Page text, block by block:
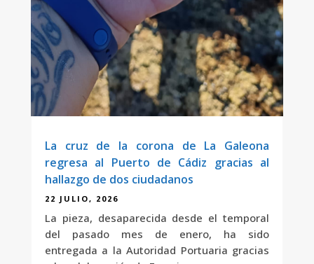
La cruz de la corona de La Galeona
regresa al Puerto de Cádiz gracias al
hallazgo de dos ciudadanos
22 JULIO, 2026
La pieza, desaparecida desde el temporal
del pasado mes de enero, ha sido
entregada a la Autoridad Portuaria gracias